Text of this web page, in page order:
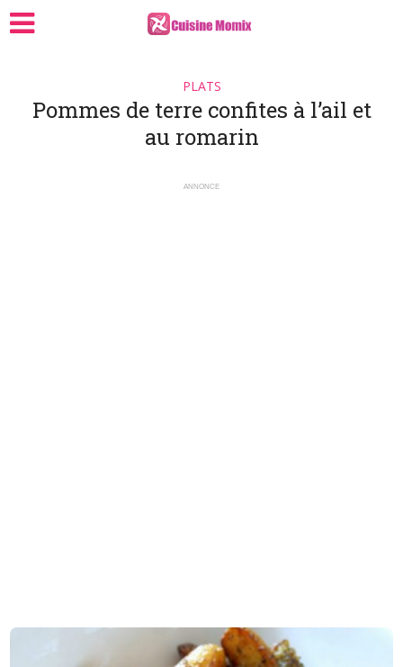
PLATS
Pommes de terre confites à l’ail et
au romarin
ANNONCE